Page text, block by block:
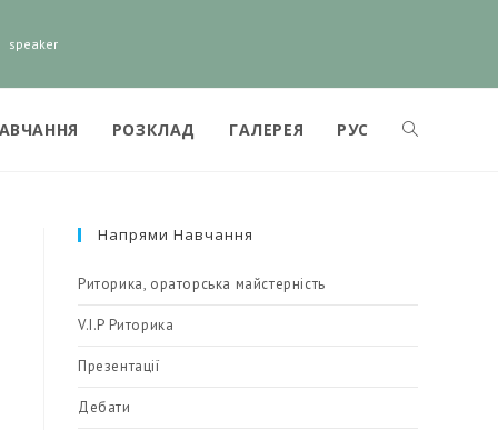
speaker
РОЗКЛАД ГАЛЕРЕЯ РУС
Напрями Навчання
Риторика, ораторська майстерність
V.I.P Риторика
Презентації
Дебати